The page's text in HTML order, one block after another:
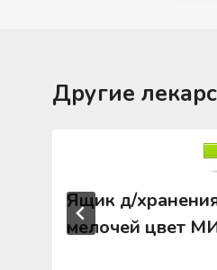
Другие
Ящик д/
мелочей цвет